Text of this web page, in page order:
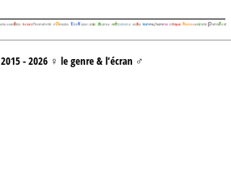
2015 - 2026 ♀ le genre & l’écran ♂